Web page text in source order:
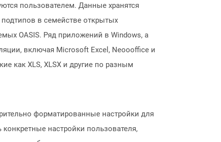
пользователем. Данные хранятся
в семействе открытых
OASIS. Ряд приложений в Windows, а
включая Microsoft Excel, Neoooffice и
как XLS, XLSX и другие по разным
форматированные настройки для
настройки пользователя,